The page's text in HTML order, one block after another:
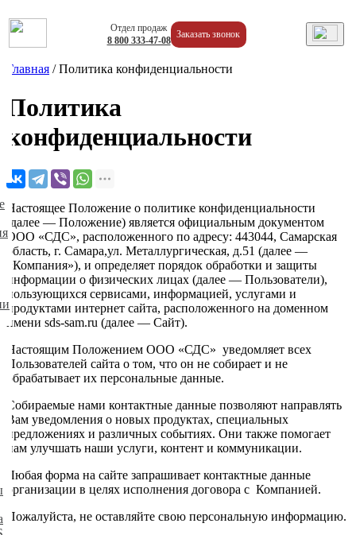
Заказать звонок
Отдел продаж
8 800333-47-08
Главная /Политика конфиденциальности
Политика
конфиденциальности
Настоящее Положение о политике конфиденциальности
(далее — Положение) является официальным документом
ООО «СДС», расположенного по адресу: 443044, Самарская
область, г. Самара,ул. Металлургическая, д.51 (далее —
«Компания»), и определяет порядок обработки и защиты
информации о физических лицах (далее — Пользователи),
пользующихся сервисами, информацией, услугами и
продуктами интернет сайта, расположенного на доменном
имени sds-sam.ru (далее — Сайт).
Настоящим Положением ООО «СДС» уведомляет всех
Пользователей сайта о том, что он не собирает и не
обрабатывает их персональные данные.
Собираемые нами контактные данные позволяют направлять
Вам уведомления о новых продуктах, специальных
предложениях и различных событиях. Они также помогает
нам улучшать наши услуги, контент и коммуникации.
Любая форма на сайте запрашивает контактные данные
организации в целях исполнения договора с Компанией.
Пожалуйста, не оставляйте свою персональную информацию.